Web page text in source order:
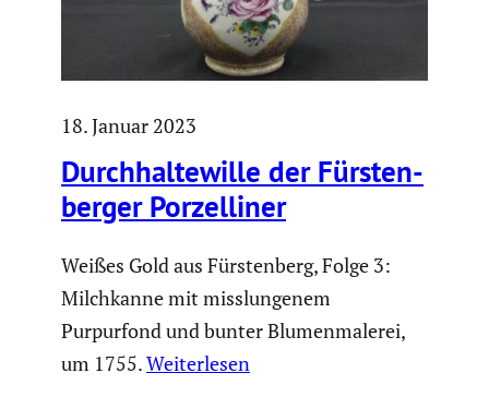
18. Januar 2023
Durch­hal­te­wille der Fürsten­
berger Porzel­liner
Weißes Gold aus Fürstenberg, Folge 3:
Milchkanne mit misslungenem
Purpurfond und bunter Blumenmalerei,
um 1755.Weiterlesen